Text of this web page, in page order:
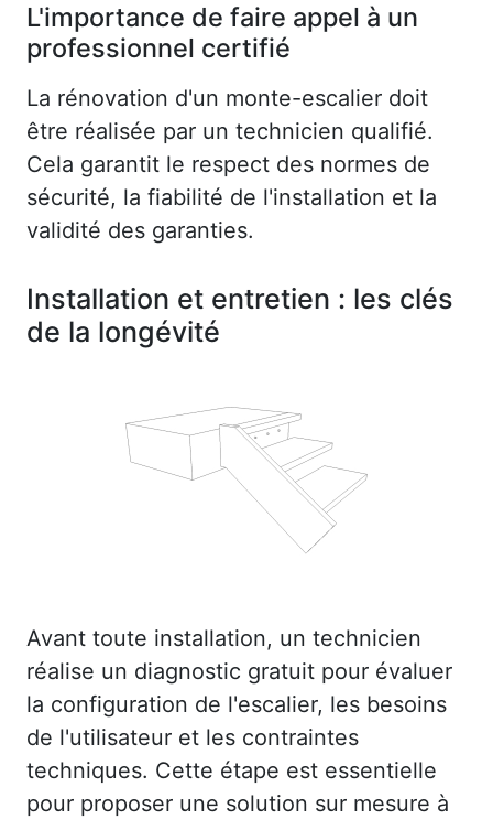
L'importance de faire appel à un
professionnel certifié
La rénovation d'un monte-escalier doit
être réalisée par un technicien qualifié.
Cela garantit le respect des normes de
sécurité, la fiabilité de l'installation et la
validité des garanties.
Installation et entretien : les clés
de la longévité
Avant toute installation, un technicien
réalise un diagnostic gratuit pour évaluer
la configuration de l'escalier, les besoins
de l'utilisateur et les contraintes
techniques. Cette étape est essentielle
pour proposer une solution sur mesure à